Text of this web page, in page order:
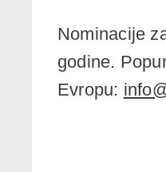
Nominacije
godine.
Evropu: